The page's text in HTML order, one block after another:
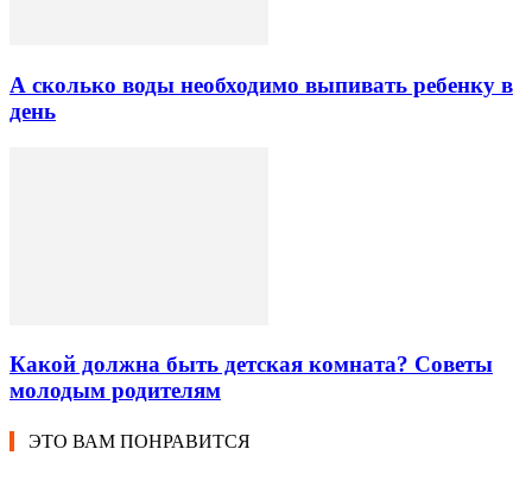
А сколько воды необходимо выпивать ребенку в
день
Какой должна быть детская комната? Советы
молодым родителям
ЭТО ВАМ ПОНРАВИТСЯ